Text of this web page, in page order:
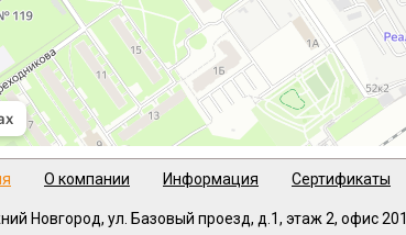
О компании Информация Сертификаты
Новгород, ул. Базовый проезд, д.1, этаж 2, офис 201